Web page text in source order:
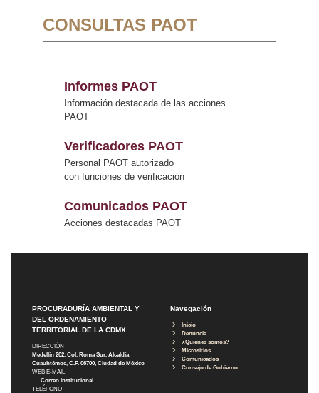
CONSULTAS PAOT
Informes PAOT
Información destacada de las acciones
PAOT
Verificadores PAOT
Personal PAOT autorizado
con funciones de verificación
Comunicados PAOT
Acciones destacadas PAOT
PROCURADURÍA AMBIENTAL Y
DEL ORDENAMIENTO
TERRITORIAL DE LA CDMX
DIRECCIÓN
Medellín 202, Col. Roma Sur, Alcaldía
Cuauhtémoc, C.P. 06700, Ciudad de México
WEB E-MAIL
Correo Institucional
TELÉFONO
Navegación
Inicio
Denuncia
¿Quiénes somos?
Micrositios
Comunicados
Consejo de Gobierno